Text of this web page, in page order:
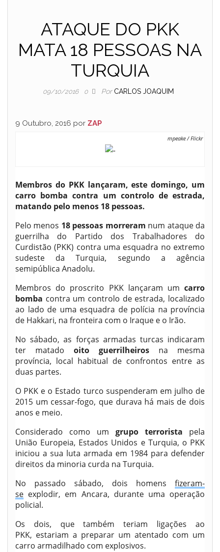
ATAQUE DO PKK
MATA 18 PESSOAS NA
TURQUIA
09/10/2016 0 Por CARLOS JOAQUIM
9 Outubro, 2016 por ZAP
mpeake / Flickr
Membros do PKK lançaram, este domingo, um
carro bomba contra um controlo de estrada,
matando pelo menos 18 pessoas.
Pelo menos 18 pessoas morreram num ataque da
guerrilha do Partido dos Trabalhadores do
Curdistão (PKK) contra uma esquadra no extremo
sudeste da Turquia, segundo a agência
semipública Anadolu.
Membros do proscrito PKK lançaram um carro
bomba contra um controlo de estrada, localizado
ao lado de uma esquadra de polícia na província
de Hakkari, na fronteira com o Iraque e o Irão.
No sábado, as forças armadas turcas indicaram
ter matado oito guerrilheiros na mesma
província, local habitual de confrontos entre as
duas partes.
O PKK e o Estado turco suspenderam em julho de
2015 um cessar-fogo, que durava há mais de dois
anos e meio.
Considerado como um grupo terrorista pela
União Europeia, Estados Unidos e Turquia, o PKK
iniciou a sua luta armada em 1984 para defender
direitos da minoria curda na Turquia.
No passado sábado, dois homens fizeram-
se explodir, em Ancara, durante uma operação
policial.
Os dois, que também teriam ligações ao
PKK, estariam a preparar um atentado com um
carro armadilhado com explosivos.